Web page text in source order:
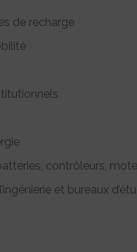
de recharge
contrôleurs,
et bureaux